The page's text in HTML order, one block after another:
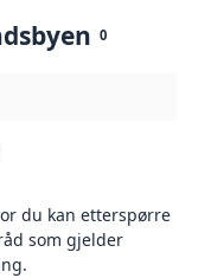
0
du kan etterspørre
som gjelder